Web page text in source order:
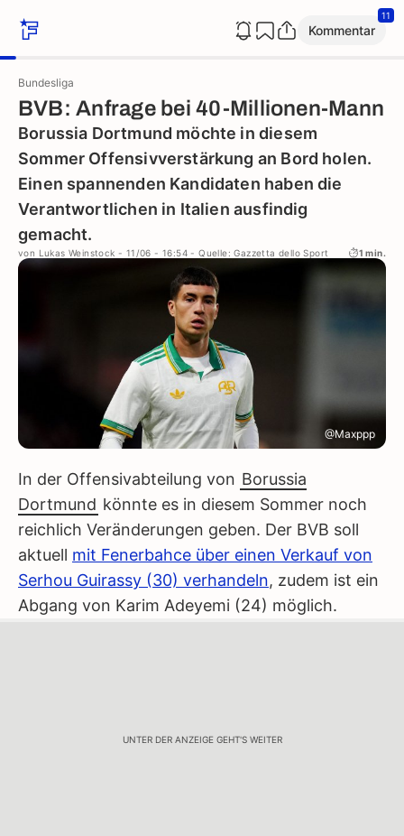
Kommentar
11
Bundesliga
BVB: Anfrage bei 40-Millionen-Mann
Borussia Dortmund möchte in diesem
Sommer Offensivverstärkung an Bord holen.
Einen spannenden Kandidaten haben die
Verantwortlichen in Italien ausfindig
gemacht.
von Lukas Weinstock - 11/06 - 16:54 - Quelle: Gazzetta dello Sport 1 min.
@Maxppp
In der Offensivabteilung von Borussia
Dortmund könnte es in diesem Sommer noch
reichlich Veränderungen geben. Der BVB soll
aktuell mit Fenerbahce über einen Verkauf von
Serhou Guirassy (30) verhandeln, zudem ist ein
Abgang von Karim Adeyemi (24) möglich.
UNTER DER ANZEIGE GEHT'S WEITER